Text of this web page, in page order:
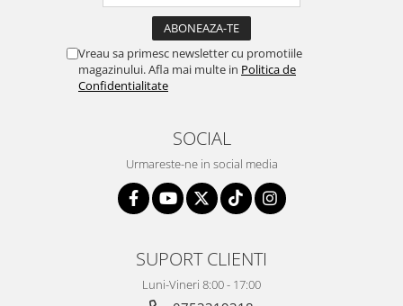
Vreau sa primesc newsletter cu promotiile
magazinului. Afla mai multe in Politica de
Confidentialitate
SOCIAL
Urmareste-ne in social media
SUPORT CLIENTI
Luni-Vineri 8:00 - 17:00